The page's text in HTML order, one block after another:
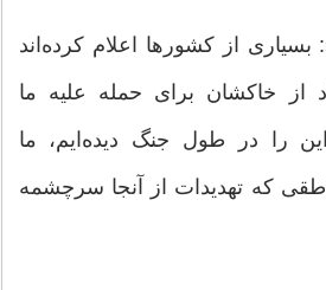
از کشورها اعلام کرده‌اند
از خاکشان برای حمله علیه ما
را در طول جنگ دیده‌ایم، ما
که تهدیدات از آنجا سرچشمه